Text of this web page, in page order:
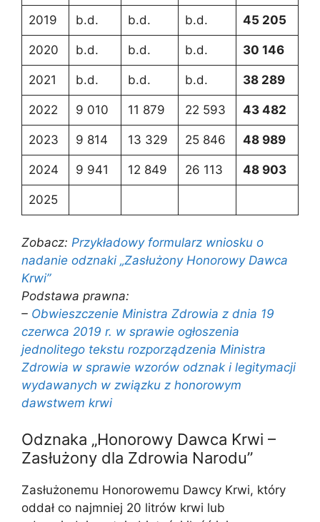
2019 b.d. b.d. b.d. 45 205
2020 b.d. b.d. b.d. 30 146
2021 b.d. b.d. b.d. 38 289
2022 9 010 11 879 22 593 43 482
2023 9 814 13 329 25 846 48 989
2024 9 941 12 849 26 113 48 903
2025
Zobacz: Przykładowy formularz wniosku o
nadanie odznaki „Zasłużony Honorowy Dawca
Krwi”
Podstawa prawna:
– Obwieszczenie Ministra Zdrowia z dnia 19
czerwca 2019 r. w sprawie ogłoszenia
jednolitego tekstu rozporządzenia Ministra
Zdrowia w sprawie wzorów odznak i legitymacji
wydawanych w związku z honorowym
dawstwem krwi
Odznaka „Honorowy Dawca Krwi –
Zasłużony dla Zdrowia Narodu”
Zasłużonemu Honorowemu Dawcy Krwi, który
oddał co najmniej 20 litrów krwi lub